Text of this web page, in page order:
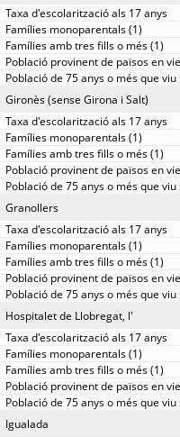
Gironès (sense Girona i Salt)
Granollers
Hospitalet de Llobregat, l'
Igualada